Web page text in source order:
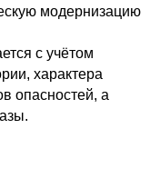
модернизацию
с учётом
характера
опасностей, а